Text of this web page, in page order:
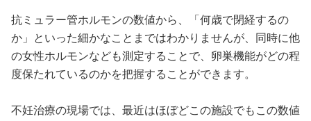
抗ミュラー管ホルモンの数値から、「何歳で閉経するの
か」といった細かなことまではわかりませんが、同時に他
の女性ホルモンなども測定することで、卵巣機能がどの程
度保たれているのかを把握することができます。
不妊治療の現場では、最近はほぼどこの施設でもこの数値